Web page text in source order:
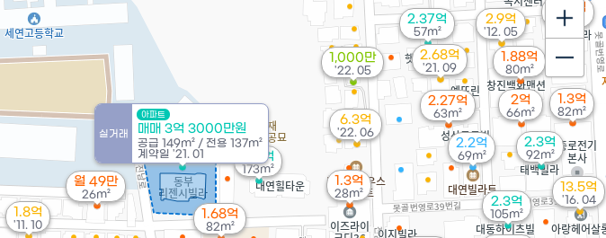
월 49만
26m²
2.2억
69m²
1.3억
82m²
2.3억
105m²
4.3억
173m²
1.68억
82m²
2억
66m²
1.3억
28m²
2.3억
92m²
6.3억
'22. 06
1,000만
'22. 05
1.88억
80m²
2.27억
63m²
1.74억
66m²
2.37억
57m²
2.68억
'21. 09
실거래
아파트
매매 3억 3000만원
공급 149m² / 전용 137m²
계약일 '21. 01
13.5억
'16. 04
2.9억
'12. 05
1.8억
'11. 10